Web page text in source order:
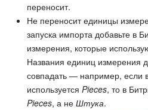
переносит.
Не переносит единицы
запуска импорта добавьте в
измерения, которые
Названия единиц измерения
совпадать — например, если
используется Pieces, то в
Pieces, а не Штука.